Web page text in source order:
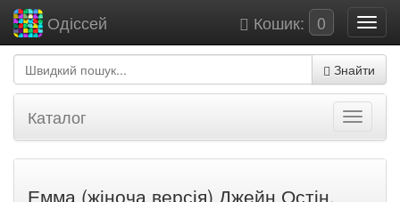
Кошик: 0
Одіссей
Знайти
Каталог
Емма (жіноча версія) Джейн Остін.